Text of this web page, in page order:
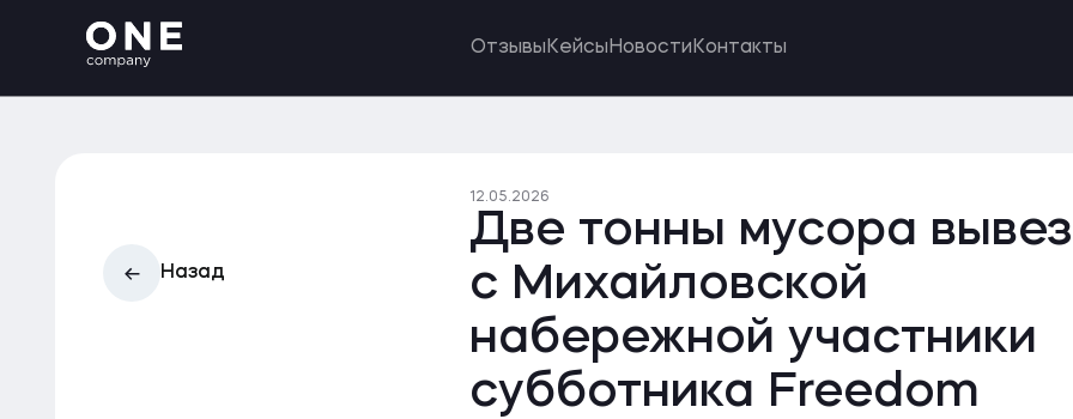
Отзывы Кейсы Новости Контакты
Назад
12.05.2026
Две тонны мусора
с Михайловской
набережной участники
субботника Freedom